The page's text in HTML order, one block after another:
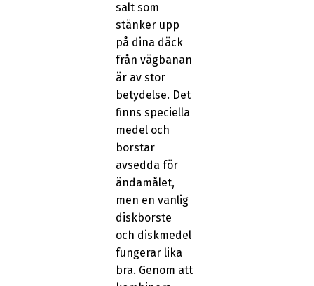
salt som
stänker upp
på dina däck
från vägbanan
är av stor
betydelse. Det
finns speciella
medel och
borstar
avsedda för
ändamålet,
men en vanlig
diskborste
och diskmedel
fungerar lika
bra. Genom att